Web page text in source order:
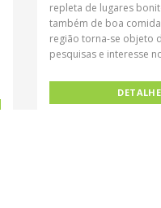
repleta de lugares
também de boa
região torna-se objeto
pesquisas e interesse